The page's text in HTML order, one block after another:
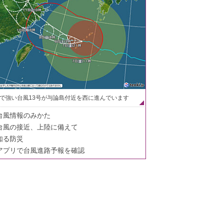
強い台風13号が与論島付近を西に進んでいます
風情報のみかた
風の接近、上陸に備えて
る防災
プリで台風進路予報を確認